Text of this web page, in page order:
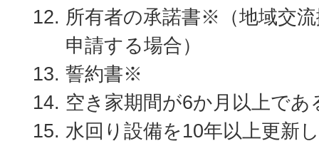
所有者の承諾書※（地域交
申請する場合）
誓約書※
空き家期間が6か月以上で
水回り設備を10年以上更新